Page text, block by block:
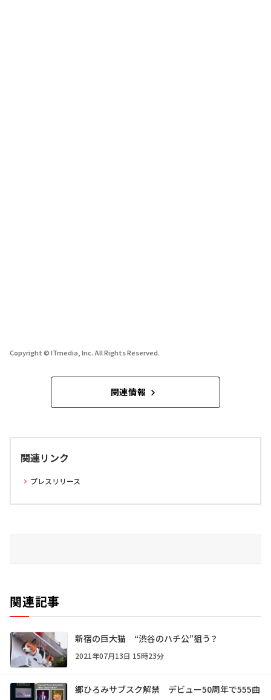
Copyright © ITmedia, Inc. All Rights Reserved.
関連情報
関連リンク
プレスリリース
関連記事
新宿の巨大猫 “渋谷のハチ公”狙う？
2021年07月13日 15時23分
郷ひろみサブスク解禁 デビュー50周年で555曲